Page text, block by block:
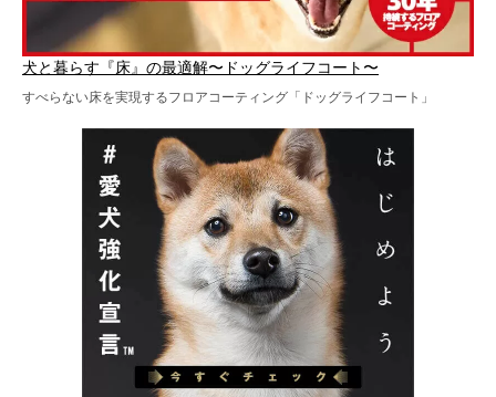
犬と暮らす『床』の最適解〜ドッグライフコート〜
すべらない床を実現するフロアコーティング「ドッグライフコート」